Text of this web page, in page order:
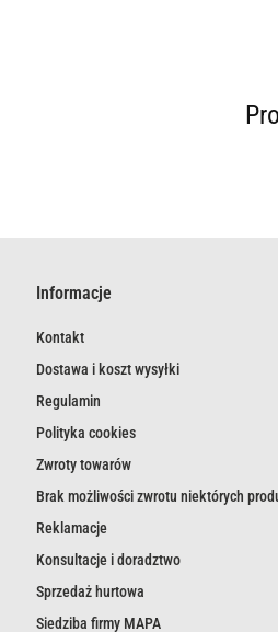
Informacje
Kontakt
Dostawa i koszt wysyłki
Regulamin
Polityka cookies
Zwroty towarów
Brak możliwości zwrotu niektórych
Reklamacje
Konsultacje i doradztwo
Sprzedaż hurtowa
Siedziba firmy MAPA